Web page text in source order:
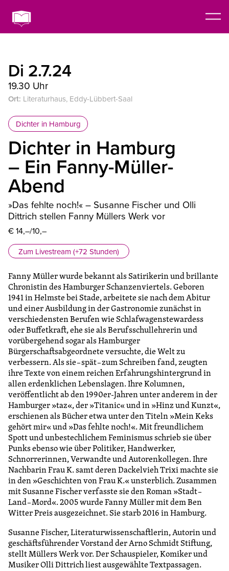
Di 2.7.24
19.30 Uhr
Ort: Literaturhaus, Eddy-Lübbert-Saal
Dichter in Hamburg
Dichter in Hamburg
– Ein Fanny-Müller-
Abend
»Das fehlte noch!« – Susanne Fischer und Olli
Dittrich stellen Fanny Müllers Werk vor
€ 14,–/10,–
Zum Livestream (+72 Stunden)
Fanny Müller wurde bekannt als Satirikerin und brillante
Chronistin des Hamburger Schanzenviertels. Geboren
1941 in Helmste bei Stade, arbeitete sie nach dem Abitur
und einer Ausbildung in der Gastronomie zunächst in
verschiedensten Berufen wie Schlafwagenstewardess
oder Buffetkraft, ehe sie als Berufsschullehrerin und
vorübergehend sogar als Hamburger
Bürgerschaftsabgeordnete versuchte, die Welt zu
verbessern. Als sie – spät – zum Schreiben fand, zeugten
ihre Texte von einem reichen Erfahrungshintergrund in
allen erdenklichen Lebenslagen. Ihre Kolumnen,
veröffentlicht ab den 1990er-Jahren unter anderem in der
Hamburger »taz«, der »Titanic« und in »Hinz und Kunzt«,
erschienen als Bücher etwa unter den Titeln »Mein Keks
gehört mir« und »Das fehlte noch!«. Mit freundlichem
Spott und unbestechlichem Feminismus schrieb sie über
Punks ebenso wie über Politiker, Handwerker,
Schnorrerinnen, Verwandte und Autorenkollegen. Ihre
Nachbarin Frau K. samt deren Dackelvieh Trixi machte sie
in den »Geschichten von Frau K.« unsterblich. Zusammen
mit Susanne Fischer verfasste sie den Roman »Stadt –
Land – Mord«. 2005 wurde Fanny Müller mit dem Ben
Witter Preis ausgezeichnet. Sie starb 2016 in Hamburg.
Susanne Fischer, Literaturwissenschaftlerin, Autorin und
geschäftsführender Vorstand der Arno Schmidt Stiftung,
stellt Müllers Werk vor. Der Schauspieler, Komiker und
Musiker Olli Dittrich liest ausgewählte Textpassagen.